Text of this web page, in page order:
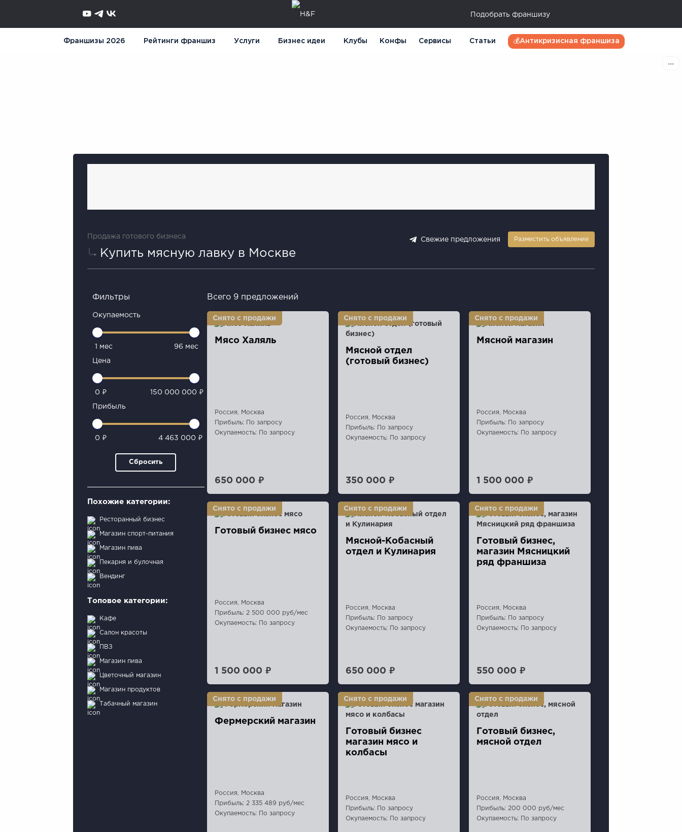
Подобрать франшизу
Франшизы 2026 Рейтинги франшиз Услуги Бизнес идеи Клубы Конфы Сервисы Статьи 💰Антикризисная франшиза
Продажа готового бизнеса
Купить мясную лавку в Москве
Свежие предложения Разместить объявление
Фильтры
Окупаемость
1 мес 96 мес
Цена
0 ₽ 150 000 000 ₽
Прибыль
0 ₽ 4 463 000 ₽
Сбросить
Похожие категории:
Ресторанный бизнес
Магазин спорт-питания
Магазин пива
Пекарня и булочная
Вендинг
Топовое категории:
Кафе
Салон красоты
ПВЗ
Магазин пива
Цветочный магазин
Магазин продуктов
Табачный магазин
Всего 9 предложений
Мясо Халяль
Россия, Москва
Прибыль: По запросу
Окупаемость: По запросу
650 000 ₽
Мясной отдел
(готовый бизнес)
Россия, Москва
Прибыль: По запросу
Окупаемость: По запросу
350 000 ₽
Мясной магазин
Россия, Москва
Прибыль: По запросу
Окупаемость: По запросу
1 500 000 ₽
Готовый бизнес мясо
Россия, Москва
Прибыль: 2 500 000 руб/мес
Окупаемость: По запросу
1 500 000 ₽
Мясной-Кобасный
отдел и Кулинария
Россия, Москва
Прибыль: По запросу
Окупаемость: По запросу
650 000 ₽
Готовый бизнес,
магазин Мясницкий
ряд франшиза
Россия, Москва
Прибыль: По запросу
Окупаемость: По запросу
550 000 ₽
Фермерский магазин
Россия, Москва
Прибыль: 2 335 489 руб/мес
Окупаемость: По запросу
Готовый бизнес
магазин мясо и
колбасы
Россия, Москва
Прибыль: По запросу
Окупаемость: По запросу
Готовый бизнес,
мясной отдел
Россия, Москва
Прибыль: 200 000 руб/мес
Окупаемость: По запросу